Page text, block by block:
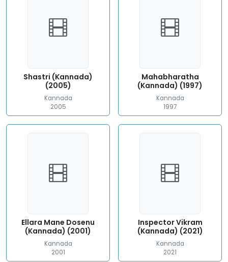
Shastri (Kannada)
(2005)
Kannada
2005
Mahabharatha
(Kannada) (1997)
Kannada
1997
Ellara Mane Dosenu
(Kannada) (2001)
Kannada
2001
Inspector Vikram
(Kannada) (2021)
Kannada
2021